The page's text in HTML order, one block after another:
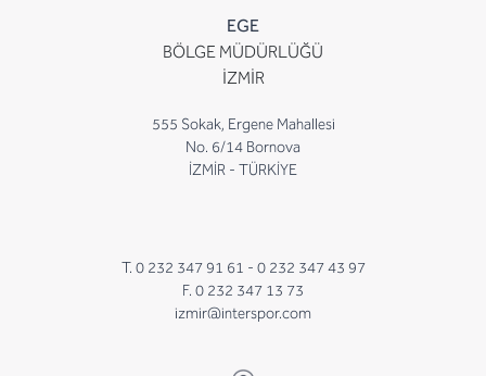
EGE
BÖLGE MÜDÜRLÜĞÜ
İZMİR
555 Sokak, Ergene Mahallesi
No. 6/14 Bornova
İZMİR - TÜRKİYE
T. 0 232 347 91 61 - 0 232 347 43 97
F. 0 232 347 13 73
izmir@interspor.com